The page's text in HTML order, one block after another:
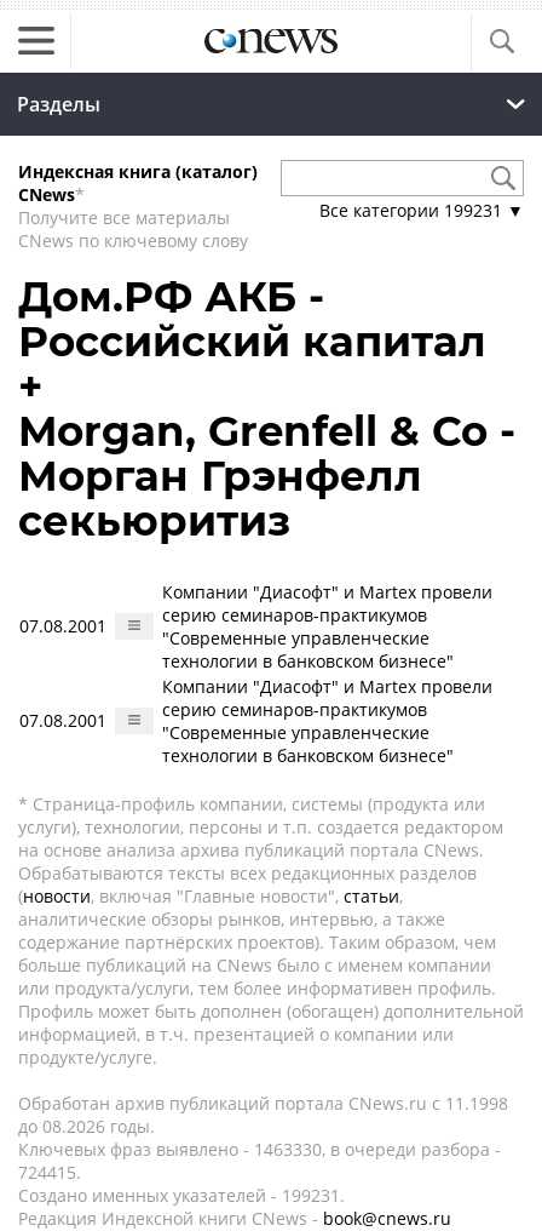
Разделы
Индексная книга (каталог)
CNews*
Получите все материалы
CNews по ключевому слову
Все категории 199231 ▼
Дом.РФ АКБ -
Российский капитал
+
Morgan, Grenfell & Co -
Морган Грэнфелл
секьюритиз
07.08.2001
Компании "Диасофт" и Martex провели
серию семинаров-практикумов
"Современные управленческие
технологии в банковском бизнесе"
07.08.2001
Компании "Диасофт" и Martex провели
серию семинаров-практикумов
"Современные управленческие
технологии в банковском бизнесе"
* Страница-профиль компании, системы (продукта или
услуги), технологии, персоны и т.п. создается редактором
на основе анализа архива публикаций портала CNews.
Обрабатываются тексты всех редакционных разделов
(новости, включая "Главные новости", статьи,
аналитические обзоры рынков, интервью, а также
содержание партнёрских проектов). Таким образом, чем
больше публикаций на CNews было с именем компании
или продукта/услуги, тем более информативен профиль.
Профиль может быть дополнен (обогащен) дополнительной
информацией, в т.ч. презентацией о компании или
продукте/услуге.
Обработан архив публикаций портала CNews.ru c 11.1998
до 08.2026 годы.
Ключевых фраз выявлено - 1463330, в очереди разбора -
724415.
Создано именных указателей - 199231.
Редакция Индексной книги CNews - book@cnews.ru